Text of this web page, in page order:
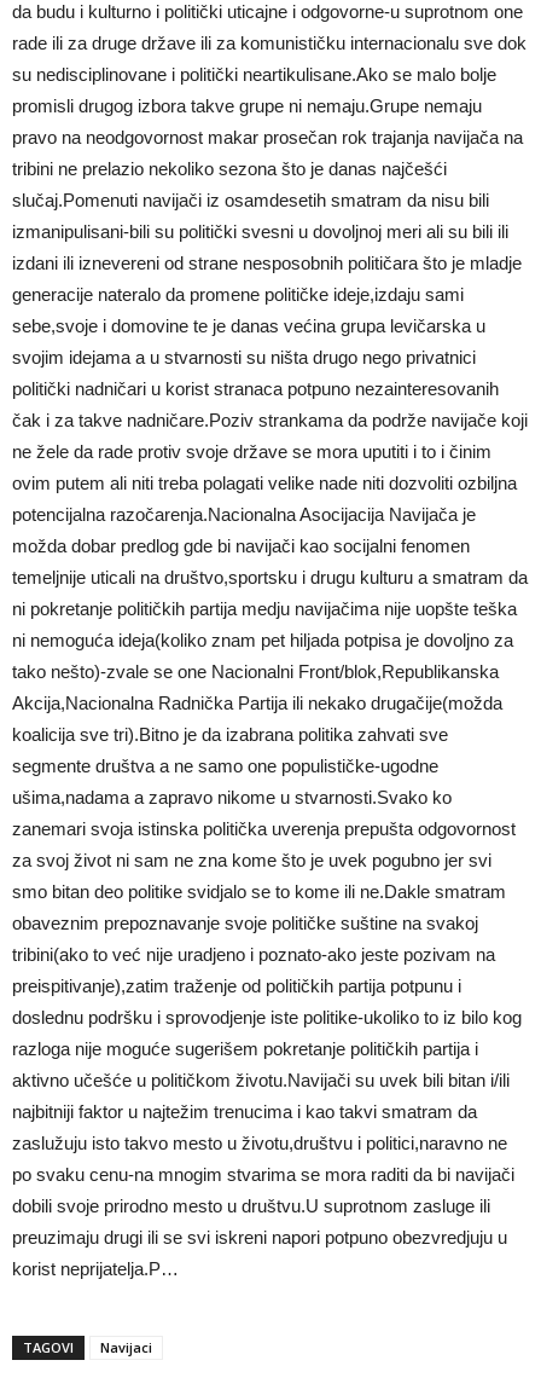
da budu i kulturno i politički uticajne i odgovorne-u suprotnom one
rade ili za druge države ili za komunističku internacionalu sve dok
su nedisciplinovane i politički neartikulisane.Ako se malo bolje
promisli drugog izbora takve grupe ni nemaju.Grupe nemaju
pravo na neodgovornost makar prosečan rok trajanja navijača na
tribini ne prelazio nekoliko sezona što je danas najčešći
slučaj.Pomenuti navijači iz osamdesetih smatram da nisu bili
izmanipulisani-bili su politički svesni u dovoljnoj meri ali su bili ili
izdani ili iznevereni od strane nesposobnih političara što je mladje
generacije nateralo da promene političke ideje,izdaju sami
sebe,svoje i domovine te je danas većina grupa levičarska u
svojim idejama a u stvarnosti su ništa drugo nego privatnici
politički nadničari u korist stranaca potpuno nezainteresovanih
čak i za takve nadničare.Poziv strankama da podrže navijače koji
ne žele da rade protiv svoje države se mora uputiti i to i činim
ovim putem ali niti treba polagati velike nade niti dozvoliti ozbiljna
potencijalna razočarenja.Nacionalna Asocijacija Navijača je
možda dobar predlog gde bi navijači kao socijalni fenomen
temeljnije uticali na društvo,sportsku i drugu kulturu a smatram da
ni pokretanje političkih partija medju navijačima nije uopšte teška
ni nemoguća ideja(koliko znam pet hiljada potpisa je dovoljno za
tako nešto)-zvale se one Nacionalni Front/blok,Republikanska
Akcija,Nacionalna Radnička Partija ili nekako drugačije(možda
koalicija sve tri).Bitno je da izabrana politika zahvati sve
segmente društva a ne samo one populističke-ugodne
ušima,nadama a zapravo nikome u stvarnosti.Svako ko
zanemari svoja istinska politička uverenja prepušta odgovornost
za svoj život ni sam ne zna kome što je uvek pogubno jer svi
smo bitan deo politike svidjalo se to kome ili ne.Dakle smatram
obaveznim prepoznavanje svoje političke suštine na svakoj
tribini(ako to već nije uradjeno i poznato-ako jeste pozivam na
preispitivanje),zatim traženje od političkih partija potpunu i
doslednu podršku i sprovodjenje iste politike-ukoliko to iz bilo kog
razloga nije moguće sugerišem pokretanje političkih partija i
aktivno učešće u političkom životu.Navijači su uvek bili bitan i/ili
najbitniji faktor u najtežim trenucima i kao takvi smatram da
zaslužuju isto takvo mesto u životu,društvu i politici,naravno ne
po svaku cenu-na mnogim stvarima se mora raditi da bi navijači
dobili svoje prirodno mesto u društvu.U suprotnom zasluge ili
preuzimaju drugi ili se svi iskreni napori potpuno obezvredjuju u
korist neprijatelja.P…
TAGOVI Navijaci